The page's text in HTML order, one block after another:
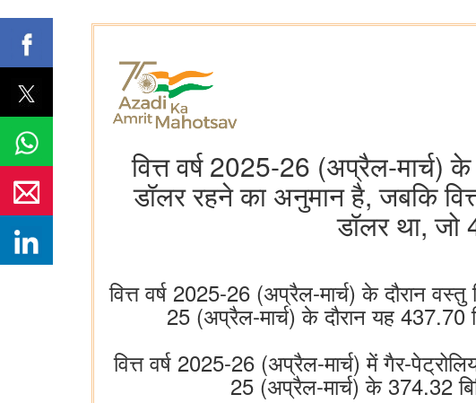
वित्त वर्ष 2025-26 (अप्रैल-मार्च)
डॉलर रहने का अनुमान है, जबकि
डॉलर था, जो
वित्त वर्ष 2025-26 (अप्रैल-मार्च) के दौरान
25 (अप्रैल-मार्च) के दौरान यह 437.70
वित्त वर्ष 2025-26 (अप्रैल-मार्च) में गैर-
25 (अप्रैल-मार्च) के 374.32